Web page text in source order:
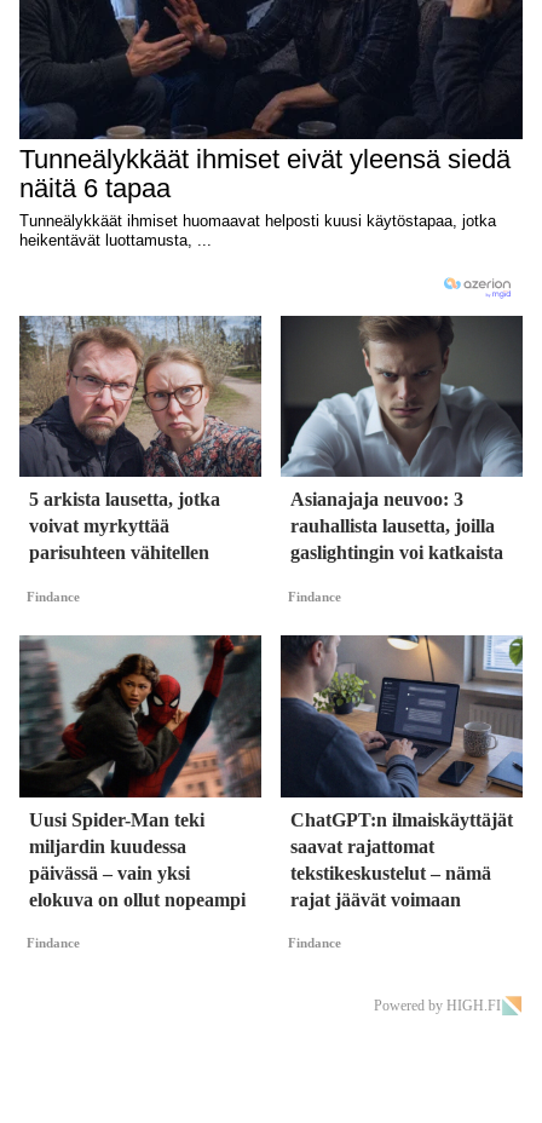
5 arkista lausetta, jotka
voivat myrkyttää
parisuhteen vähitellen
Findance
Asianajaja neuvoo: 3
rauhallista lausetta, joilla
gaslightingin voi katkaista
Findance
Uusi Spider-Man teki
miljardin kuudessa
päivässä – vain yksi
elokuva on ollut nopeampi
Findance
ChatGPT:n ilmaiskäyttäjät
saavat rajattomat
tekstikeskustelut – nämä
rajat jäävät voimaan
Findance
Powered by HIGH.FI